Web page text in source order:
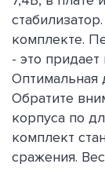
комплекте.
- это придает
Оптимальная
Обратите
корпуса по
комплект
сражения. Вес